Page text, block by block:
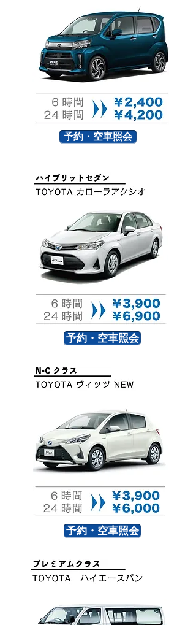
予約・空車照会
予約・空車照会
予約・空車照会